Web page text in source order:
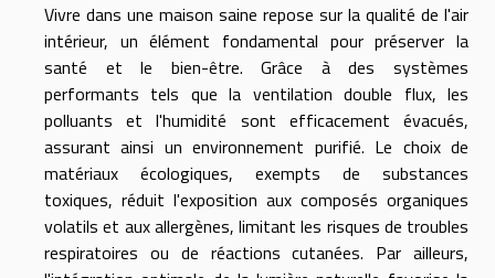
Vivre dans une maison saine repose sur la qualité de l'air
intérieur, un élément fondamental pour préserver la
santé et le bien-être. Grâce à des systèmes
performants tels que la ventilation double flux, les
polluants et l'humidité sont efficacement évacués,
assurant ainsi un environnement purifié. Le choix de
matériaux écologiques, exempts de substances
toxiques, réduit l'exposition aux composés organiques
volatils et aux allergènes, limitant les risques de troubles
respiratoires ou de réactions cutanées. Par ailleurs,